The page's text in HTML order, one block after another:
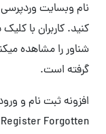
نام وبسایت
کنید. کاربران با
شناور را مشاهده
گرفته است.